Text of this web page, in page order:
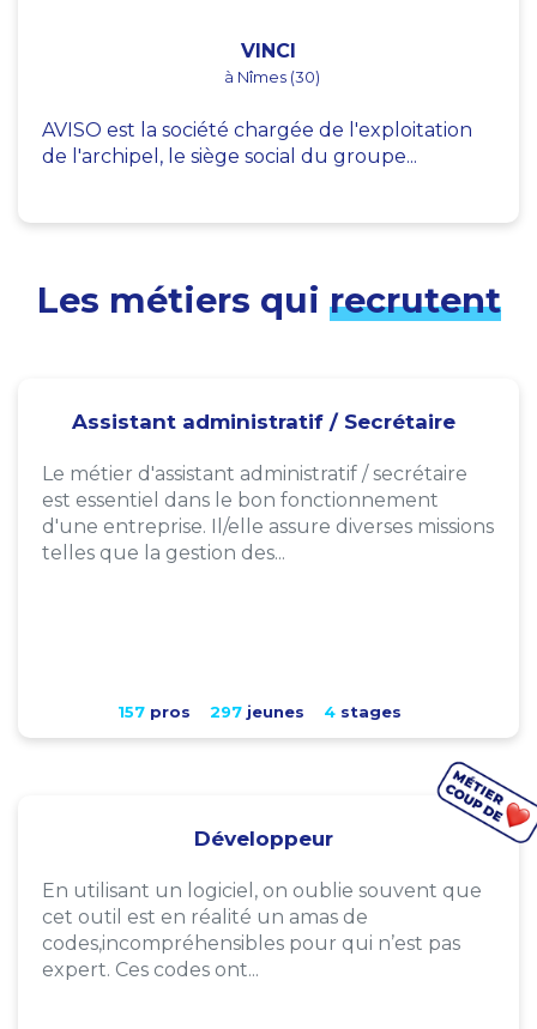
VINCI
à Nîmes (30)
AVISO est la société chargée de l'exploitation
de l'archipel, le siège social du groupe...
Les métiers qui recrutent
Assistant administratif / Secrétaire
Le métier d'assistant administratif / secrétaire
est essentiel dans le bon fonctionnement
d'une entreprise. Il/elle assure diverses missions
telles que la gestion des...
157pros 297jeunes 4stages
Développeur
En utilisant un logiciel, on oublie souvent que
cet outil est en réalité un amas de
codes,incompréhensibles pour qui n’est pas
expert. Ces codes ont...